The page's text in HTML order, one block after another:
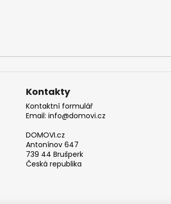
Kontakty
Kontaktní formulář
Email: info@domovi.cz
DOMOVI.cz
Antonínov 647
739 44 Brušperk
Česká republika